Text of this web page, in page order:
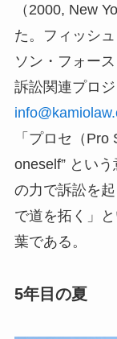
（2000, New
た。フィッシ
ソン・フォー
訴訟関連プロ
「プロセ（
oneself” とい
の力で訴訟を
で道を拓く」
葉である。
5年目の夏